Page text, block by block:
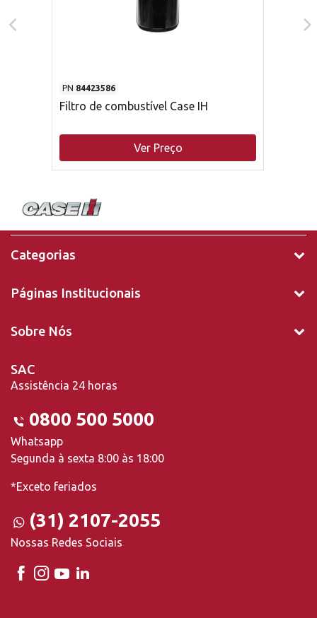
PN 84423586
Filtro de combustível Case IH
Ver Preço
Categorias
Páginas Institucionais
Sobre Nós
SAC
Assistência 24 horas
0800 500 5000
Whatsapp
Segunda à sexta 8:00 às 18:00
*Exceto feriados
(31) 2107-2055
Nossas Redes Sociais